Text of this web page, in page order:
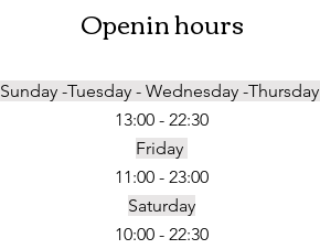
Openin hours
Sunday -Tuesday - Wednesday -Thursday
13:00 - 22:30
Friday
11:00 - 23:00
Saturday
10:00 - 22:30